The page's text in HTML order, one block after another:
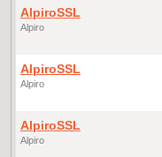
AlpiroSSL
Alpiro
AlpiroSSL
Alpiro
AlpiroSSL
Alpiro